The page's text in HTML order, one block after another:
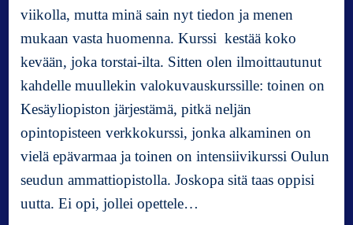
viikolla, mutta minä sain nyt tiedon ja menen
mukaan vasta huomenna. Kurssi kestää koko
kevään, joka torstai-ilta. Sitten olen ilmoittautunut
kahdelle muullekin valokuvauskurssille: toinen on
Kesäyliopiston järjestämä, pitkä neljän
opintopisteen verkkokurssi, jonka alkaminen on
vielä epävarmaa ja toinen on intensiivikurssi Oulun
seudun ammattiopistolla. Joskopa sitä taas oppisi
uutta. Ei opi, jollei opettele…